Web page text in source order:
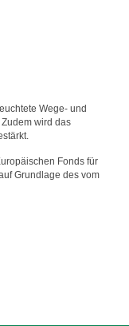
Wege- und
wird das
Fonds für
Grundlage des vom